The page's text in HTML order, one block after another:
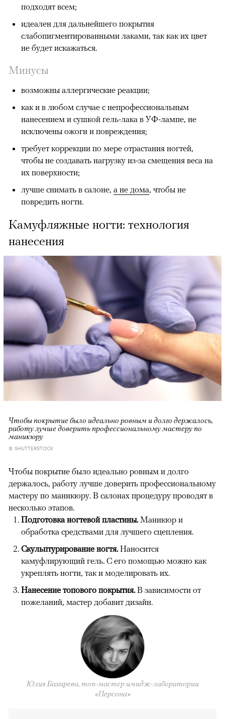
подходят всем;
идеален для дальнейшего покрытия
слабопигментированными лаками, так как их цвет
не будет искажаться.
Минусы
возможны аллергические реакции;
как и в любом случае с непрофессиональным
нанесением и сушкой гель-лака в УФ-лампе, не
исключены ожоги и повреждения;
требует коррекции по мере отрастания ногтей,
чтобы не создавать нагрузку из-за смещения веса на
их поверхности;
лучше снимать в салоне, а не дома, чтобы не
повредить ногти.
Камуфляжные ногти: технология
нанесения
Чтобы покрытие было идеально ровным и долго держалось,
работу лучше доверить профессиональному мастеру по
маникюру
© SHUTTERSTOCK
Чтобы покрытие было идеально ровным и долго
держалось, работу лучше доверить профессиональному
мастеру по маникюру. В салонах процедуру проводят в
несколько этапов.
Подготовка ногтевой пластины.Маникюр и
обработка средствами для лучшего сцепления.
Скульптурирование ногтя.Наносится
камуфлирующий гель. С его помощью можно как
укреплять ногти, так и моделировать их.
Нанесение топового покрытия.В зависимости от
пожеланий, мастер добавит дизайн.
Юлия Бахарева, топ-мастер имидж-лаборатории
«Персона»